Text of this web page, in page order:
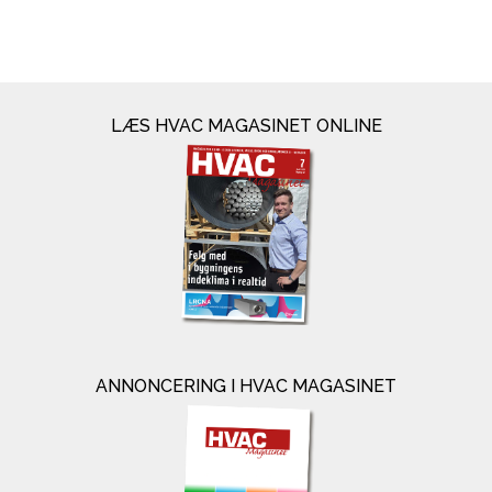
LÆS HVAC MAGASINET ONLINE
ANNONCERING I HVAC MAGASINET